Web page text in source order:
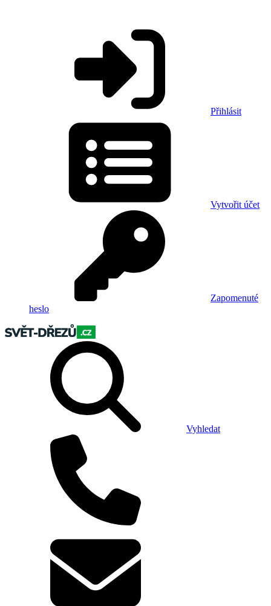
Přihlásit
Vytvořit účet
Zapomenuté
heslo
Vyhledat